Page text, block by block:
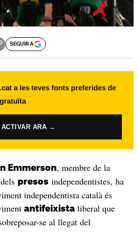
SEGUIR A
a les teves fonts preferides de
ACTIVAR ARA →
Emmerson, membre de la
presosindependentistes, ha
independentista català és
antifeixistaliberal que
se al llegat del